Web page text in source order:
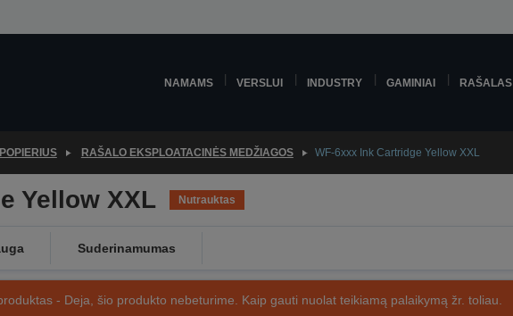
NAMAMS VERSLUI INDUSTRY GAMINIAI RAŠALAS
RAŠALO EKSPLOATACINĖS MEDŽIAGOS WF-6xxx Ink Cartridge Yellow XXL
Yellow XXL Nutrauktas
Suderinamumas
- Deja, šio produkto nebeturime. Kaip gauti nuolat teikiamą palaikymą žr. toliau.